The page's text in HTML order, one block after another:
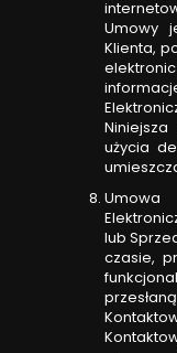
Umowy
Klienta,
użycia
lub
czasie,